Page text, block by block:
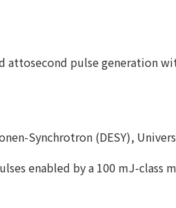
pulse generation
Synchrotron (DESY),
enabled by a 100 mJ-class